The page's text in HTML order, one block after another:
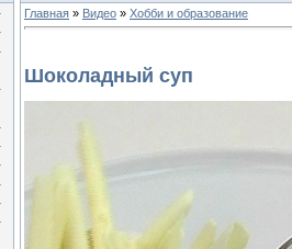
Главная » Видео » Хобби и образование
Шоколадный суп